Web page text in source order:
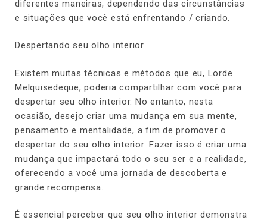
diferentes maneiras, dependendo das circunstâncias
e situações que você está enfrentando / criando.
Despertando seu olho interior
Existem muitas técnicas e métodos que eu, Lorde
Melquisedeque, poderia compartilhar com você para
despertar seu olho interior. No entanto, nesta
ocasião, desejo criar uma mudança em sua mente,
pensamento e mentalidade, a fim de promover o
despertar do seu olho interior. Fazer isso é criar uma
mudança que impactará todo o seu ser e a realidade,
oferecendo a você uma jornada de descoberta e
grande recompensa.
É essencial perceber que seu olho interior demonstra